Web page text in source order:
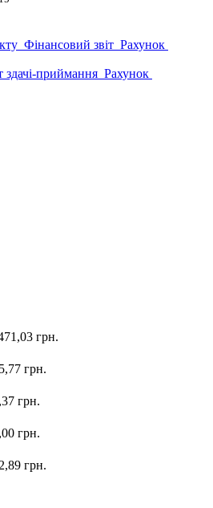
Фінансовий звіт Рахунок
здачі-приймання Рахунок
грн.
грн.
грн.
грн.
грн.